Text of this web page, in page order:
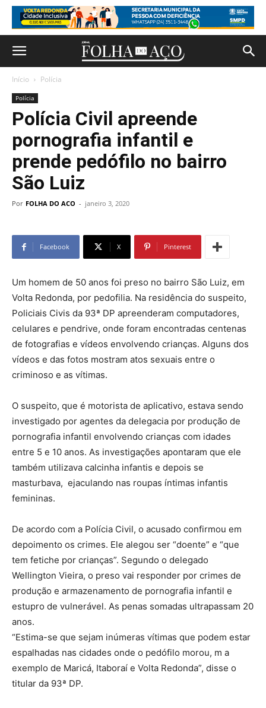
Início Polícia
Polícia
Polícia Civil apreende
pornografia infantil e
prende pedófilo no bairro
São Luiz
Por FOLHA DO ACO - janeiro 3, 2020
Facebook X Pinterest
Um homem de 50 anos foi preso no bairro São Luiz, em
Volta Redonda, por pedofilia. Na residência do suspeito,
Policiais Civis da 93ª DP apreenderam computadores,
celulares e pendrive, onde foram encontradas centenas
de fotografias e vídeos envolvendo crianças. Alguns dos
vídeos e das fotos mostram atos sexuais entre o
criminoso e as vítimas.
O suspeito, que é motorista de aplicativo, estava sendo
investigado por agentes da delegacia por produção de
pornografia infantil envolvendo crianças com idades
entre 5 e 10 anos. As investigações apontaram que ele
também utilizava calcinha infantis e depois se
masturbava, ejaculando nas roupas íntimas infantis
femininas.
De acordo com a Polícia Civil, o acusado confirmou em
depoimento os crimes. Ele alegou ser “doente” e “que
tem fetiche por crianças”. Segundo o delegado
Wellington Vieira, o preso vai responder por crimes de
produção e armazenamento de pornografia infantil e
estupro de vulnerável. As penas somadas ultrapassam 20
anos.
“Estima-se que sejam inúmeras vítimas que podem estar
espalhadas nas cidades onde o pedófilo morou, m a
exemplo de Maricá, Itaboraí e Volta Redonda”, disse o
titular da 93ª DP.